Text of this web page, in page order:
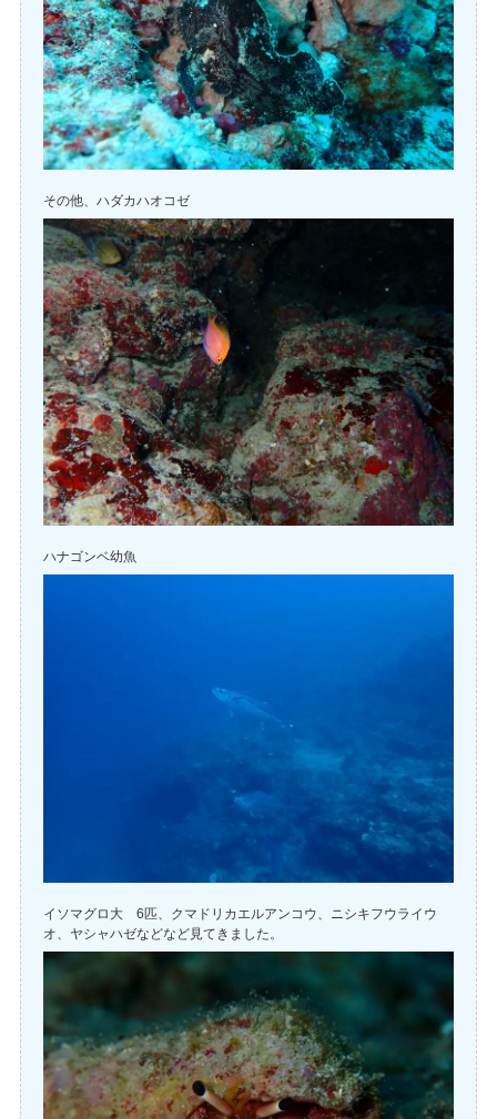
その他、ハダカハオコゼ
ハナゴンベ幼魚
イソマグロ大 6匹、クマドリカエルアンコウ、ニシキフウライウ
オ、ヤシャハゼなどなど見てきました。